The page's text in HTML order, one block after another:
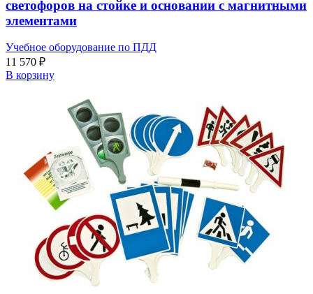
светофоров на стойке и основании с магнитными
элементами
Учебное оборудование по ПДД
11 570 ₽
В корзину